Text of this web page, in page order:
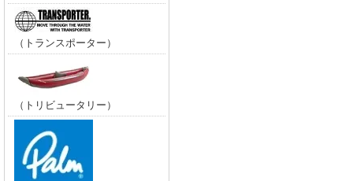
（トランスポーター）
（トリビュータリー）